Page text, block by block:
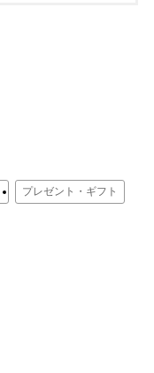
プレゼント・ギフト